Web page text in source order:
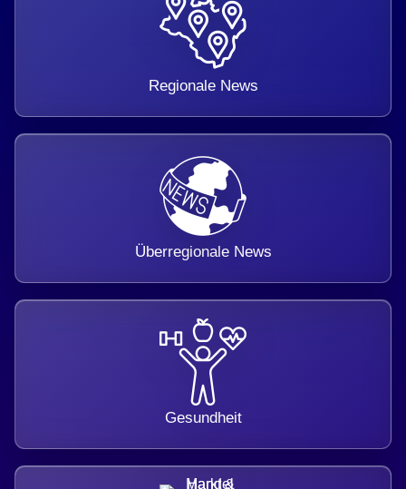
Regionale News
Überregionale News
Gesundheit